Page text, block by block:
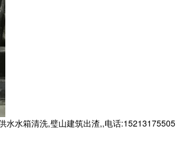
水水箱清洗,璧山建筑出渣,,电话:15213175505